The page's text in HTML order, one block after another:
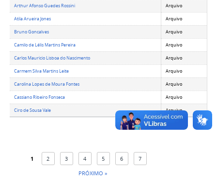
Arthur Afonso Guedes Rossini Arquivo
Atila Arueira Jones Arquivo
Bruno Goncalves Arquivo
Camilo de Lélis Martins Pereira Arquivo
Carlos Mauricio Lisboa do Nascimento Arquivo
Carmem Silva Martins Leite Arquivo
Carolina Lopes de Moura Fontes Arquivo
Cassiano Ribeiro Fonseca Arquivo
Ciro de Sousa Vale Arquivo
1 2 3 4 5 6
7
PRÓXIMO »